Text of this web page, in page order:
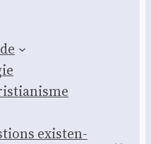
exis­ten­